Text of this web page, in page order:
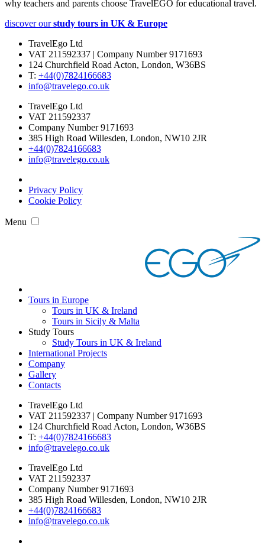
why teachers and parents choose TravelEGO for educational travel.
discover ourstudy tours in UK & Europe
TravelEgo Ltd
VAT 211592337 | Company Number 9171693
124 Churchfield Road Acton, London, W36BS
T: +44(0)7824166683­
info@travelego.co.uk
TravelEgo Ltd
VAT 211592337
Company Number 9171693
385 High Road Willesden, London, NW10 2JR
+44(0)7824166683­
info@travelego.co.uk
Privacy Policy
Cookie Policy
Menu
Tours in Europe
Tours in UK & Ireland
Tours in Sicily & Malta
Study Tours
Study Tours in UK & Ireland
International Projects
Company
Gallery
Contacts
TravelEgo Ltd
VAT 211592337 | Company Number 9171693
124 Churchfield Road Acton, London, W36BS
T: +44(0)7824166683­
info@travelego.co.uk
TravelEgo Ltd
VAT 211592337
Company Number 9171693
385 High Road Willesden, London, NW10 2JR
+44(0)7824166683­
info@travelego.co.uk